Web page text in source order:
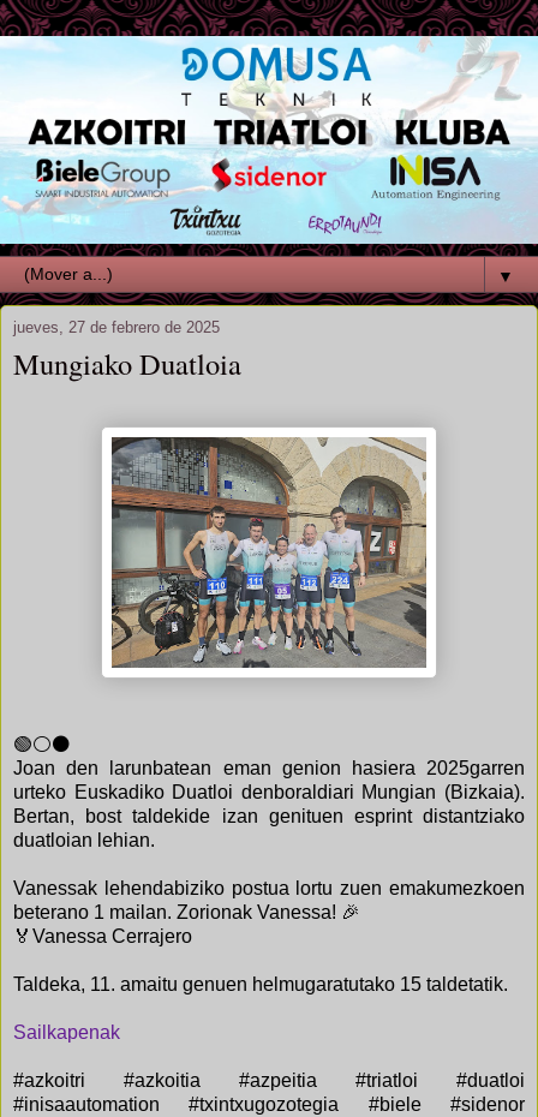
▼
jueves, 27 de febrero de 2025
Mungiako Duatloia
🟢⚪️⚫️
Joan den larunbatean eman genion hasiera 2025garren
urteko Euskadiko Duatloi denboraldiari Mungian (Bizkaia).
Bertan, bost taldekide izan genituen esprint distantziako
duatloian lehian.
Vanessak lehendabiziko postua lortu zuen emakumezkoen
beterano 1 mailan. Zorionak Vanessa! 🎉
🏅Vanessa Cerrajero
Taldeka, 11. amaitu genuen helmugaratutako 15 taldetatik.
Sailkapenak
#azkoitri #azkoitia #azpeitia #triatloi #duatloi
#inisaautomation #txintxugozotegia #biele #sidenor